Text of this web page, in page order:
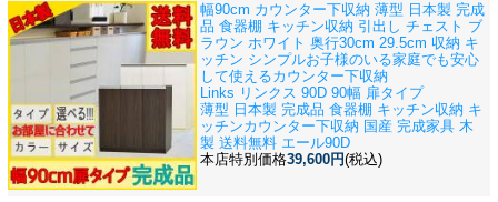
幅90cm カウンター下収納 薄型 日本製 完成
品 食器棚 キッチン収納 引出し チェスト ブ
ラウン ホワイト 奥行30cm 29.5cm 収納 キ
ッチン シンプルお子様のいる家庭でも安心
して使えるカウンター下収納
Links リンクス 90D 90幅 扉タイプ
薄型 日本製 完成品 食器棚 キッチン収納 キ
ッチンカウンター下収納 国産 完成家具 木
製 送料無料 エール90D
本店特別価格39,600円(税込)